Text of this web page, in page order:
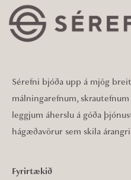
Sérefni bjóða upp á mjög
málningarefnum,
leggjum áherslu á góða
hágæðavörur sem skila
Fyrirtækið